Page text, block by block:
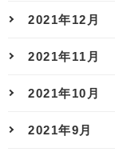
2021年12月
2021年11月
2021年10月
2021年9月